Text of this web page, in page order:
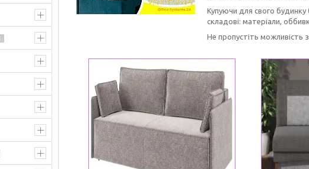
Купуючи для свого
складові: матеріали,
Не пропустіть можливість